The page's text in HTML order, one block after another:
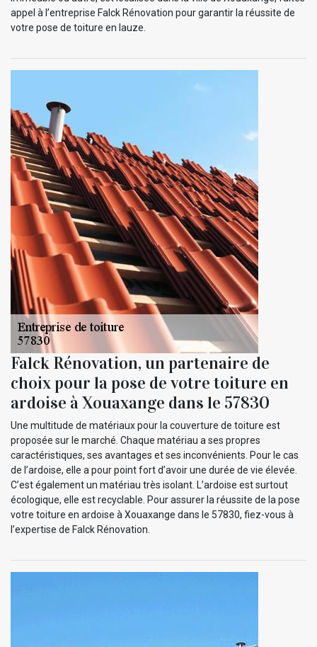
appel à l’entreprise Falck Rénovation pour garantir la réussite de
votre pose de toiture en lauze.
Falck Rénovation, un partenaire de
choix pour la pose de votre toiture en
ardoise à Xouaxange dans le 57830
Une multitude de matériaux pour la couverture de toiture est
proposée sur le marché. Chaque matériau a ses propres
caractéristiques, ses avantages et ses inconvénients. Pour le cas
de l’ardoise, elle a pour point fort d’avoir une durée de vie élevée.
C’est également un matériau très isolant. L’ardoise est surtout
écologique, elle est recyclable. Pour assurer la réussite de la pose
votre toiture en ardoise à Xouaxange dans le 57830, fiez-vous à
l’expertise de Falck Rénovation.